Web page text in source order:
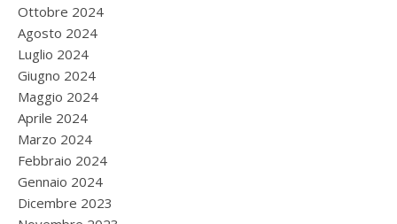
Ottobre 2024
Agosto 2024
Luglio 2024
Giugno 2024
Maggio 2024
Aprile 2024
Marzo 2024
Febbraio 2024
Gennaio 2024
Dicembre 2023